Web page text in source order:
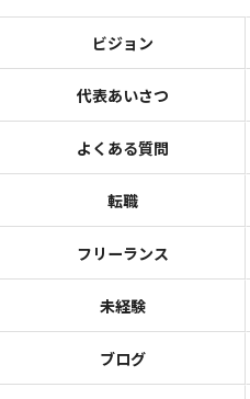
ビジョン
代表あいさつ
よくある質問
転職
フリーランス
未経験
ブログ